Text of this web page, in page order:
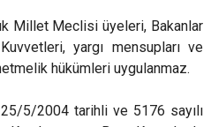
Millet Meclisi üyeleri, Bakanlar
yargı mensupları ve
hükümleri uygulanmaz.
5/2004 tarihli ve 5176 sayılı